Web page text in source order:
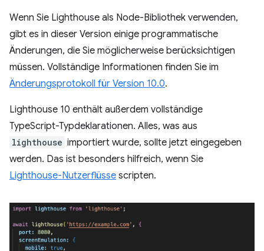
Wenn Sie Lighthouse als Node-Bibliothek verwenden,
gibt es in dieser Version einige programmatische
Änderungen, die Sie möglicherweise berücksichtigen
müssen. Vollständige Informationen finden Sie im
Änderungsprotokoll für Version 10.0.
Lighthouse 10 enthält außerdem vollständige
TypeScript-Typdeklarationen. Alles, was aus
lighthouse importiert wurde, sollte jetzt eingegeben
werden. Das ist besonders hilfreich, wenn Sie
Lighthouse-Nutzerflüsse scripten.